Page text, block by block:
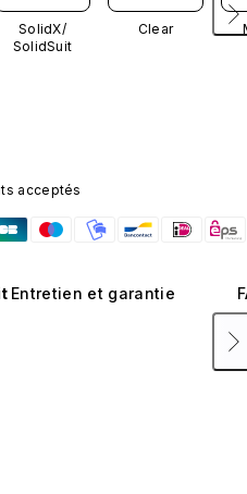
SolidX/
SolidSuit
Clear
acceptés
Entretien et garantie